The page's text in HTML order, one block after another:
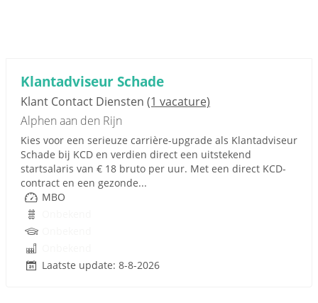
Klantadviseur Schade
Klant Contact Diensten (1 vacature)
Alphen aan den Rijn
Kies voor een serieuze carrière-upgrade als Klantadviseur
Schade bij KCD en verdien direct een uitstekend
startsalaris van € 18 bruto per uur. Met een direct KCD-
contract en een gezonde...
MBO
Laatste update: 8-8-2026